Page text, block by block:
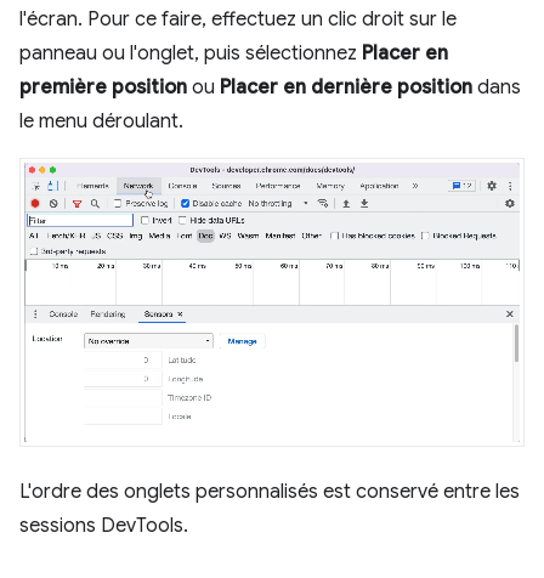
l'écran. Pour ce faire, effectuez un clic droit sur le
panneau ou l'onglet, puis sélectionnez Placer en
première position ou Placer en dernière position dans
le menu déroulant.
L'ordre des onglets personnalisés est conservé entre les
sessions DevTools.